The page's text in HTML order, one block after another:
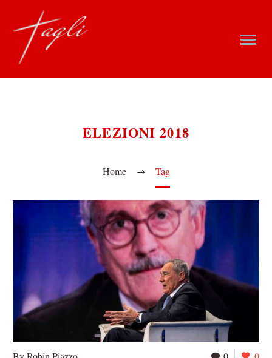
ELEZIONI 2018
Home Tag